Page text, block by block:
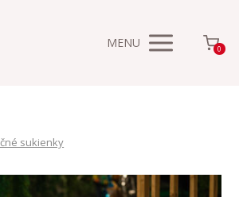
MENU 0
sukienky